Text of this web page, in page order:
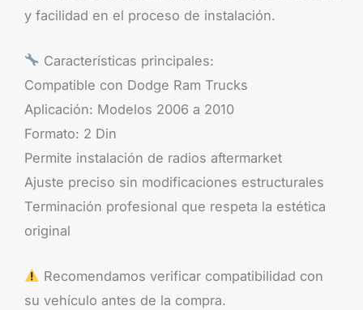
y facilidad en el proceso de instalación.
Características principales:
Compatible con Dodge Ram Trucks
Aplicación: Modelos 2006 a 2010
Formato: 2 Din
Permite instalación de radios aftermarket
Ajuste preciso sin modificaciones estructurales
Terminación profesional que respeta la estética
original
Recomendamos verificar compatibilidad con
su vehículo antes de la compra.